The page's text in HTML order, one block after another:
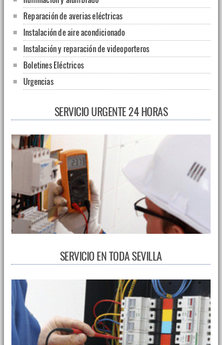
Reparación de averias eléctricas
Instalación de aire acondicionado
Instalación y reparación de videoporteros
Boletines Eléctricos
Urgencias
SERVICIO URGENTE 24 HORAS
SERVICIO EN TODA SEVILLA